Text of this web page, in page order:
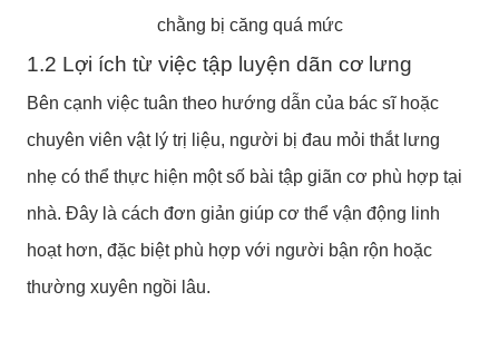
chằng bị căng quá mức
1.2 Lợi ích từ việc tập luyện dãn cơ lưng
Bên cạnh việc tuân theo hướng dẫn của bác sĩ hoặc
chuyên viên vật lý trị liệu, người bị đau mỏi thắt lưng
nhẹ có thể thực hiện một số bài tập giãn cơ phù hợp tại
nhà. Đây là cách đơn giản giúp cơ thể vận động linh
hoạt hơn, đặc biệt phù hợp với người bận rộn hoặc
thường xuyên ngồi lâu.